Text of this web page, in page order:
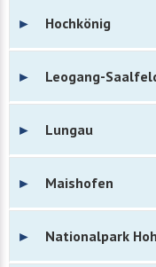
Hochkönig
Leogang-
Lungau
Maishofen
Nationalpark